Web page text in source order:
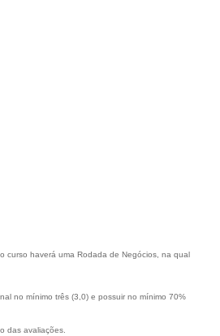
curso haverá uma Rodada de Negócios, na qual
no mínimo três (3,0) e possuir no mínimo 70%
das avaliações.